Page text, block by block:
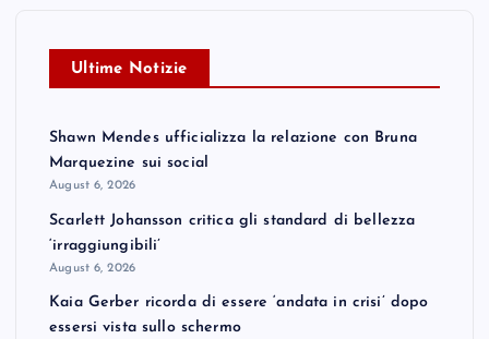
Ultime Notizie
Shawn Mendes ufficializza la relazione con Bruna
Marquezine sui social
August 6, 2026
Scarlett Johansson critica gli standard di bellezza
‘irraggiungibili’
August 6, 2026
Kaia Gerber ricorda di essere ‘andata in crisi’ dopo
essersi vista sullo schermo